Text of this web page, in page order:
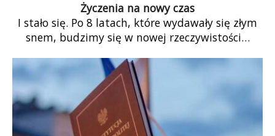
Życzenia na nowy czas
I stało się. Po 8 latach, które wydawały się złym
snem, budzimy się w nowej rzeczywistości…
dalszych działań w nadchodzącym roku.